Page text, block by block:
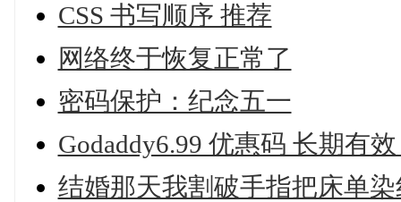
CSS 书写顺序 推荐
网络终于恢复正常了
密码保护：纪念五一
Godaddy6.99 优惠码 长期有
结婚那天我割破手指把床单染